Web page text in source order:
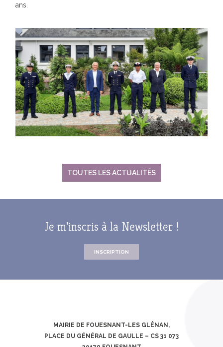
ans.
TOUTES LES ACTUALITÉS
Je m’inscris à la Newsletter !
INSCRIPTION
MAIRIE DE FOUESNANT-LES GLÉNAN,
PLACE DU GÉNÉRAL DE GAULLE – CS 31 073